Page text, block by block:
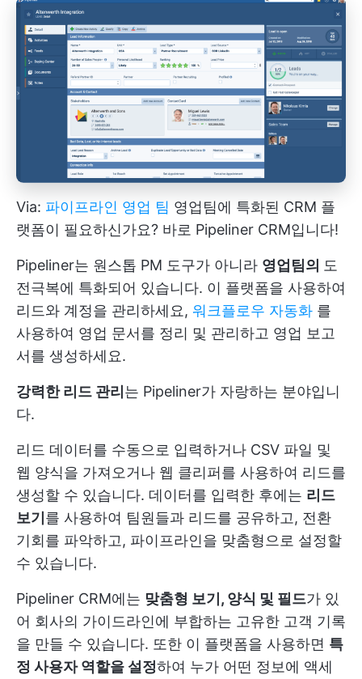
Via: 파이프라인 영업 팀 영업팀에 특화된 CRM 플
랫폼이 필요하신가요? 바로 Pipeliner CRM입니다!
Pipeliner는 원스톱 PM 도구가 아니라 영업팀의 도
전극복에 특화되어 있습니다. 이 플랫폼을 사용하여
리드와 계정을 관리하세요, 워크플로우 자동화 를
사용하여 영업 문서를 정리 및 관리하고 영업 보고
서를 생성하세요.
강력한 리드 관리 는 Pipeliner가 자랑하는 분야입니
다.
리드 데이터를 수동으로 입력하거나 CSV 파일 및
웹 양식을 가져오거나 웹 클리퍼를 사용하여 리드를
생성할 수 있습니다. 데이터를 입력한 후에는 리드
보기 를 사용하여 팀원들과 리드를 공유하고, 전환
기회를 파악하고, 파이프라인을 맞춤형으로 설정할
수 있습니다.
Pipeliner CRM에는 맞춤형 보기, 양식 및 필드가 있
어 회사의 가이드라인에 부합하는 고유한 고객 기록
을 만들 수 있습니다. 또한 이 플랫폼을 사용하면 특
정 사용자 역할을 설정하여 누가 어떤 정보에 액세